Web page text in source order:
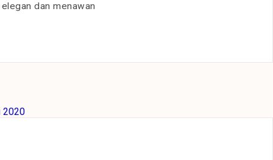
dan menawan